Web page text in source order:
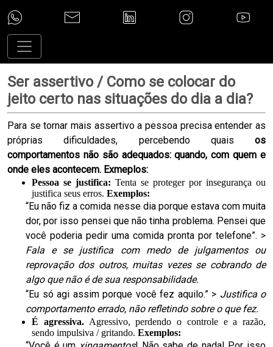
Ser assertivo / Como se colocar do
jeito certo nas situações do dia a dia?
Para se tornar mais assertivo a pessoa precisa entender as
próprias dificuldades, percebendo quais os
comportamentos não são adequados: quando, com quem e
onde eles acontecem. Exmeplos:
Pessoa se justifica: Tenta se proteger por insegurança ou
justifica seus erros. Exemplos:
“Eu não fiz a comida nesse dia porque estava com muita
dor, por isso pensei que não tinha problema. Pensei que
você poderia pedir uma comida pronta por telefone”. >
Fala e se justifica com medo de julgamentos ou
reprovação dos outros, muitas vezes se cobrando de
algo que não é de sua responsabilidade.
“Eu só agi assim porque você fez aquilo.” > Justifica o
comportamento errado, não refletindo sobre o que fez.
É agressiva.Agressivo, perdendo o controle e a razão,
sendo impulsiva / gritando. Exemplos: